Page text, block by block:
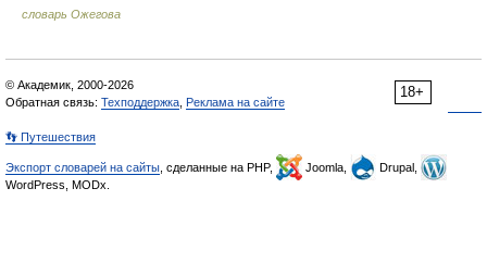
словарь Ожегова
18+
© Академик, 2000-2026
Обратная связь: Техподдержка Реклама на сайте
👣 Путешествия
Экспорт словарей на сайты , сделанные на PHP, Joomla,
Drupal,
WordPress, MODx.